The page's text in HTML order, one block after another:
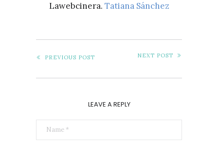
Lawebcinera. Tatiana Sánchez
PREVIOUS POST NEXT POST
LEAVE A REPLY